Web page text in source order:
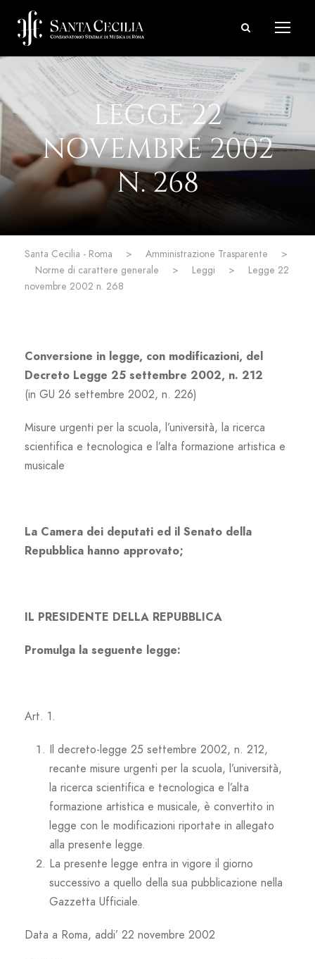
LEGGE 22
NOVEMBRE 2002
N. 268
Santa Cecilia - Roma > Amministrazione Trasparente
>
Norme di carattere generale
> Leggi >
Legge 22
novembre 2002 n. 268
Conversione in legge, con modificazioni, del
Decreto Legge 25 settembre 2002, n. 212
(in GU 26 settembre 2002, n. 226)
Misure urgenti per la scuola, l’università, la ricerca
scientifica e tecnologica e l’alta formazione artistica e
musicale
La Camera dei deputati ed il Senato della
Repubblica hanno approvato;
IL PRESIDENTE DELLA REPUBBLICA
Promulga la seguente legge:
Art. 1.
Il decreto-legge 25 settembre 2002, n. 212,
recante misure urgenti per la scuola, l’università,
la ricerca scientifica e tecnologica e l’alta
formazione artistica e musicale, è convertito in
legge con le modificazioni riportate in allegato
alla presente legge.
La presente legge entra in vigore il giorno
successivo a quello della sua pubblicazione nella
Gazzetta Ufficiale.
Data a Roma, addi’ 22 novembre 2002